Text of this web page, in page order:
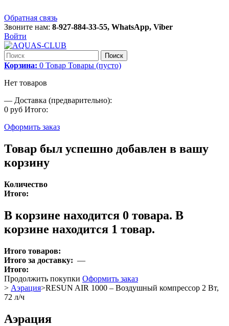
Обратная связь
Звоните нам: 8-927-884-33-55, WhatsApp, Viber
Войти
Поиск
Корзина: 0 Товар Товары (пусто)
Нет товаров
— Доставка (предварительно):
0 руб Итого:
Оформить заказ
Товар был успешно добавлен в вашу
корзину
Количество
Итого:
В корзине находится 0 товара. В
корзине находится 1 товар.
Итого товаров:
Итого за доставку: —
Итого:
Продолжить покупки Оформить заказ
> Аэрация>RESUN AIR 1000 – Воздушный компрессор 2 Вт,
72 л/ч
Аэрация